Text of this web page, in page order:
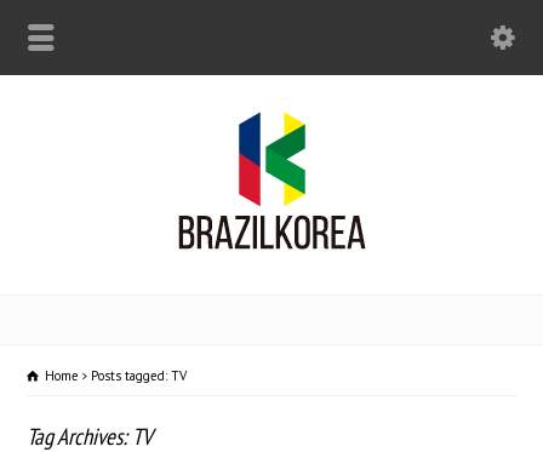
Home Posts tagged: TV
Tag Archives: TV